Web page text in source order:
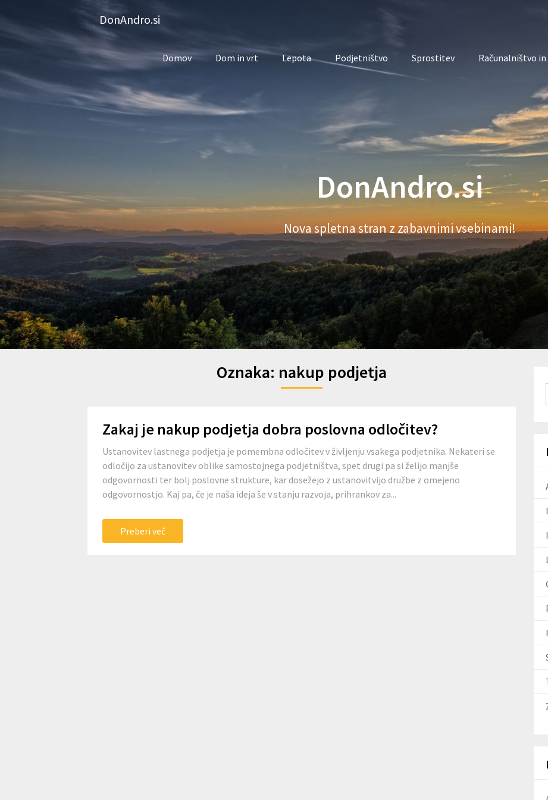
DonAndro.si
Domov Dom in vrt Lepota Podjetništvo Sprostitev Računalništvo
DonAndro.si
Nova spletna stran z zabavnimi vsebinami!
Oznaka: nakup podjetja
Zakaj je nakup podjetja dobra poslovna odločitev?
Ustanovitev lastnega podjetja je pomembna odločitev v življenju vsakega podjetnika. Nekateri se
odločijo za ustanovitev oblike samostojnega podjetništva, spet drugi pa si želijo manjše
odgovornosti ter bolj poslovne strukture, kar dosežejo z ustanovitvijo družbe z omejeno
odgovornostjo. Kaj pa, če je naša ideja še v stanju razvoja, prihrankov za...
Preberi več